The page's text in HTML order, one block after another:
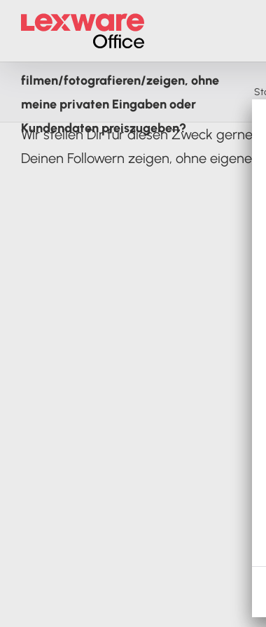
Zum
Inhalt
springen
filmen/fotografieren/zeigen, ohne
meine privaten Eingaben oder
Kundendaten preiszugeben?
Wir stellen Dir für diesen Zweck gerne
Deinen Followern zeigen, ohne eigene